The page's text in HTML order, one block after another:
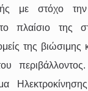
με στόχο
πλαίσιο της
της βιώσιμης